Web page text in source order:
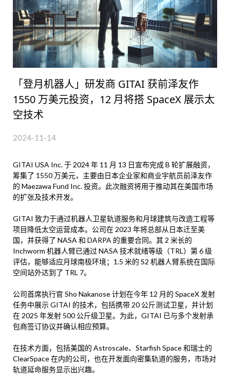
「登月机器人」研发商 GITAI 获前泽友作
1550 万美元投资，12 月将搭 SpaceX 展示太
空技术
2024-11-14
GITAI USA Inc. 于 2024 年 11 月 13 日宣布完成 B 轮扩展融资，
筹集了 1550 万美元，主要由日本企业家和商业宇航员前泽友作
的 Maezawa Fund Inc. 投资。此次融资将用于推动其在美国市场
的扩张及技术开发。
GITAI 致力于通过机器人卫星轨道服务和月球建筑与改造工程等
项目降低太空运营成本。公司在 2023 年将总部从日本迁至美
国，并获得了 NASA 和 DARPA 的重要合同。其 2 米长的
Inchworm 机器人臂已通过 NASA 技术就绪等级（TRL）第 6 级
评估，能够适应月球南极环境；1.5 米的 S2 机器人臂系统在国际
空间站外达到了 TRL 7。
公司首席执行官 Sho Nakanose 计划在今年 12 月的 SpaceX 发射
任务中展示 GITAI 的技术，包括携带 20 公斤测试卫星，并计划
在 2025 年发射 500 公斤级卫星。为此，GITAI 已与多个发射承
包商签订协议并确认相应预算。
在技术方面，包括美国的 Astroscale、Starfish Space 和瑞士的
ClearSpace 在内的公司，也在开发面向密集轨道的服务，市场对
轨道延命服务显示出兴趣。